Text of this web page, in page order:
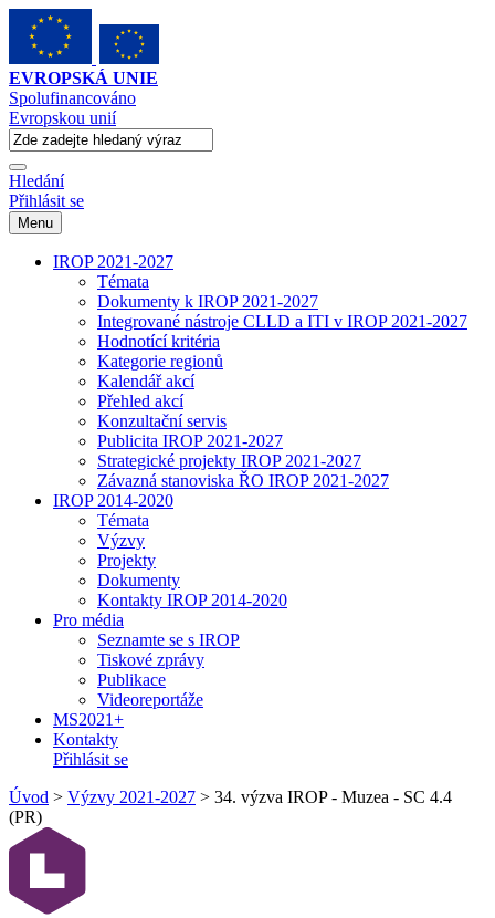
EVROPSKÁ UNIE
Spolufinancováno
Evropskou unií
Hledání
Přihlásit se
Menu
IROP 2021-2027
Témata
Dokumenty k IROP 2021-2027
Integrované nástroje CLLD a ITI v IROP 2021-2027
Hodnotící kritéria
Kategorie regionů
Kalendář akcí
Přehled akcí
Konzultační servis
Publicita IROP 2021-2027
Strategické projekty IROP 2021-2027
Závazná stanoviska ŘO IROP 2021-2027
IROP 2014-2020
Témata
Výzvy
Projekty
Dokumenty
Kontakty IROP 2014-2020
Pro média
Seznamte se s IROP
Tiskové zprávy
Publikace
Videoreportáže
MS2021+
Kontakty
Přihlásit se
Úvod > Výzvy 2021-2027 > 34. výzva IROP - Muzea - SC 4.4
(PR)